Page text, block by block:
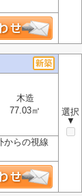
選択
▼
木造
77.03㎡
からの視線